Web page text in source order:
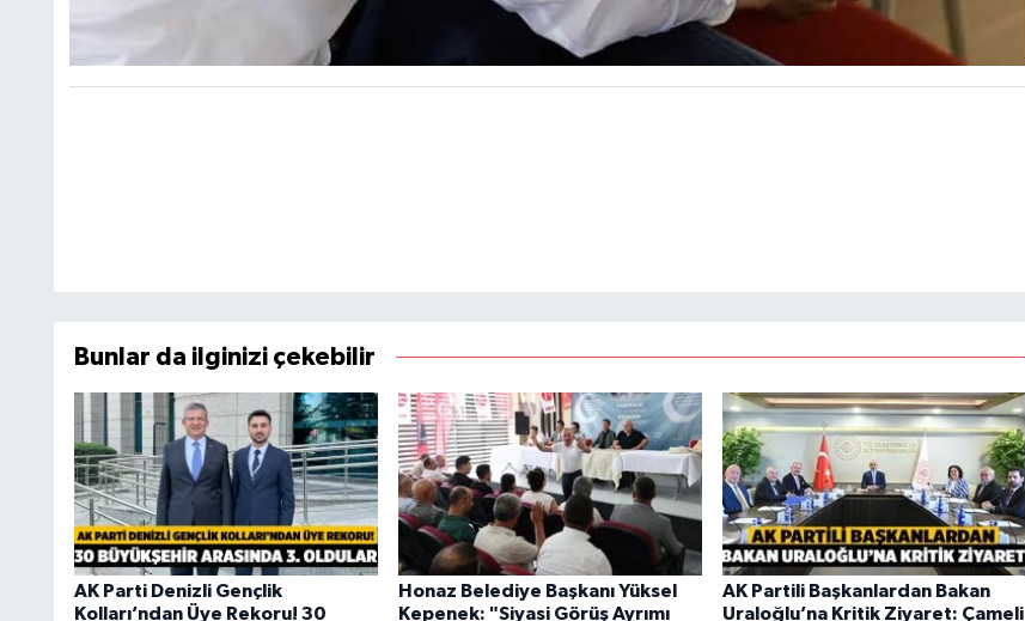
Bunlar da ilginizi çekebilir
AK Parti Denizli Gençlik
Kolları’ndan Üye Rekoru! 30
Honaz Belediye Başkanı Yüksel
Kepenek: "Siyasi Görüş Ayrımı
AK Partili Başkanlardan Bakan
Uraloğlu’na Kritik Ziyaret: Çameli